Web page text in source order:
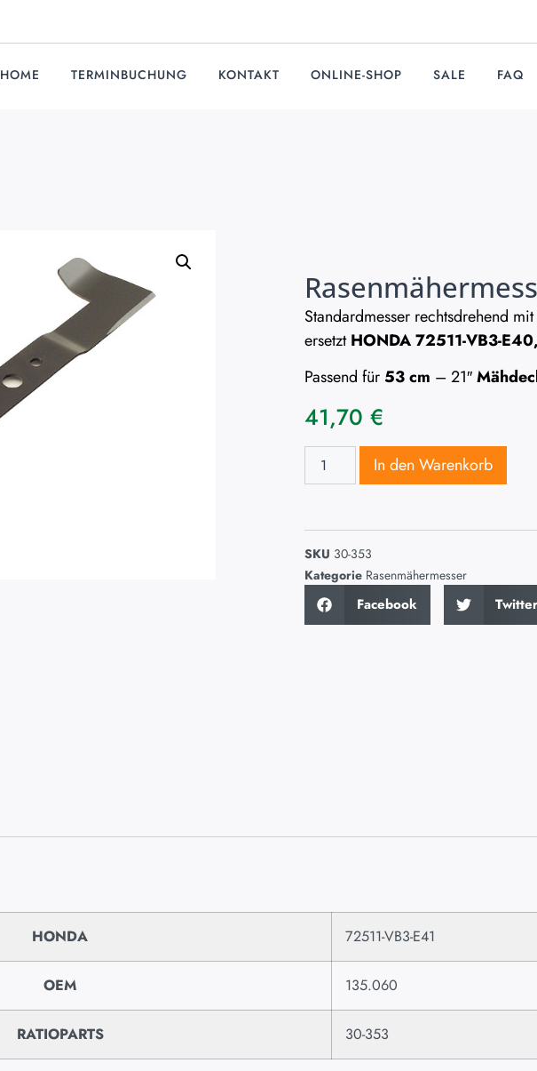
HOME TERMINBUCHUNG KONTAKT ONLINE-SHOP SALE FAQ
Standardmesser rechtsdrehend
ersetztHONDA 72511-VB3-
Passend für 53 cm – 21″
41,70 €
In den Warenkorb
SKU 30-353
Kategorie Rasenmähermesser
Facebook Twitter
HONDA 72511-VB3-E41
OEM 135.060
RATIOPARTS 30-353